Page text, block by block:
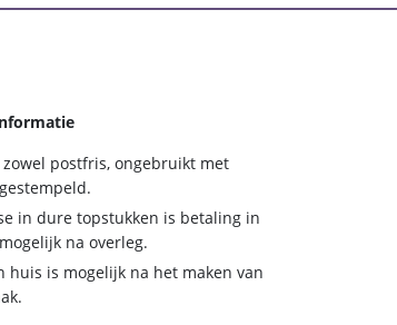
zowel postfris, ongebruikt met
in dure topstukken is betaling in
na overleg.
huis is mogelijk na het maken van